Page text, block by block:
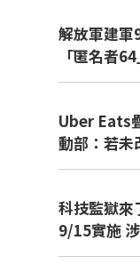
解放軍建軍
「匿名者
Uber Eats
動部：若未
科技監獄來
9/15實施